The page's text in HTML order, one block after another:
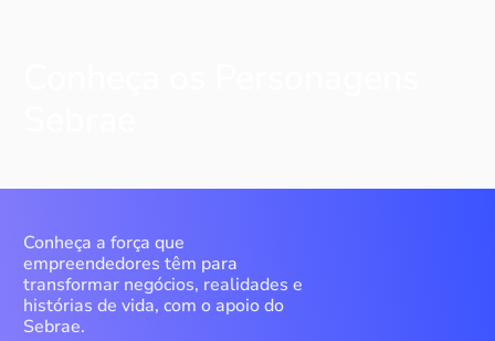
Conheça a força que
empreendedores têm para
transformar negócios, realidades e
histórias de vida, com o apoio do
Sebrae.